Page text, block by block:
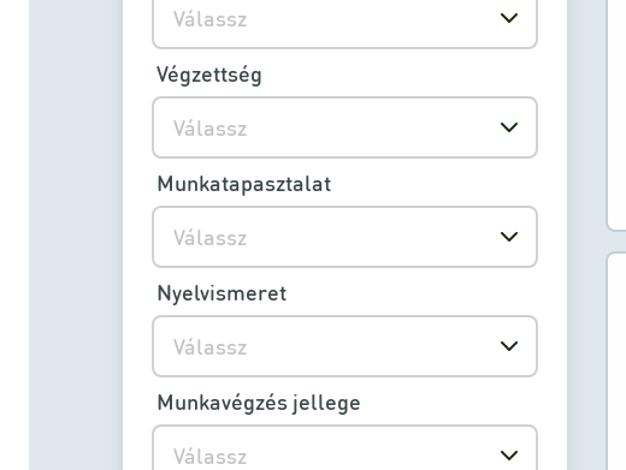
Válassz
Válassz
Végzettség
Válassz
Munkatapasztalat
Válassz
Nyelvismeret
Válassz
Munkavégzés jellege